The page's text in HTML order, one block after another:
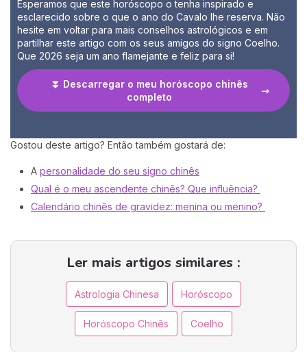
Esperamos que este horóscopo o tenha inspirado e
esclarecido sobre o que o ano do Cavalo lhe reserva. Não
hesite em voltar para mais conselhos astrológicos e em
partilhar este artigo com os seus amigos do signo Coelho.
Que 2026 seja um ano flamejante e feliz para si!
⏬ Descarregar o meu horóscopo chinês
completo
Gostou deste artigo? Então também gostará de:
A personalidade do seu signo chinês
Qual é o meu ascendente chinês? Que influência?
Calendário chinês de gravidez: menina ou menino?
Ler mais artigos similares :
Astrologia Chinesa Horóscopo
Horóscopo Chinês Coelho